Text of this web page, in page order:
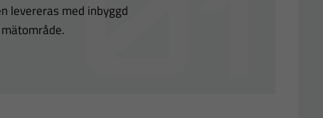
levereras med inbyggd